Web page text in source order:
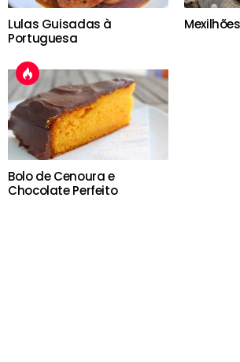
Lulas Guisadas à
Portuguesa
Bolo de Cenoura e
Chocolate Perfeito